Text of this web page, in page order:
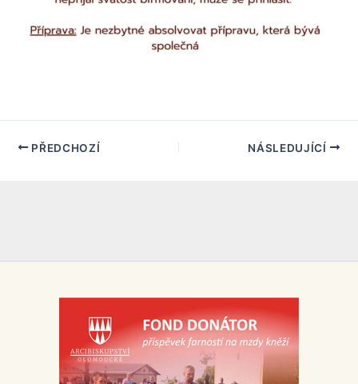
PŘEDCHOZÍ NÁSLEDUJÍCÍ